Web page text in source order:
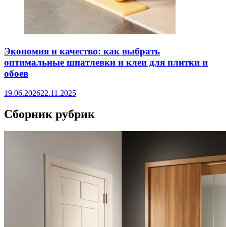
Экономия и качество: как выбрать
оптимальные шпатлевки и клеи для плитки и
обоев
19.06.202622.11.2025
Сборник рубрик